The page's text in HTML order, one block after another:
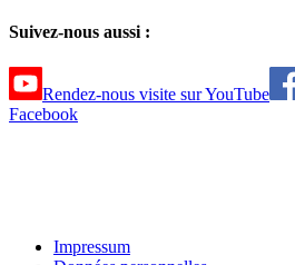
Suivez-nous aussi :
Rendez-nous visite sur YouTube
Facebook
Impressum